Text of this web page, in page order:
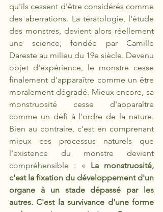
qu'ils cessent d'être considérés comme
des aberrations. La tératologie, l'étude
des monstres, devient alors réellement
une science, fondée par Camille
Dareste au milieu du 19e siècle. Devenu
objet d'expérience, le monstre cesse
finalement d'apparaître comme un être
moralement dégradé. Mieux encore, sa
monstruosité cesse d'apparaître
comme un défi à l'ordre de la nature.
Bien au contraire, c'est en comprenant
mieux ces processus naturels que
l'existence du monstre devient
compréhensible : « La monstruosité,
c'est la fixation du développement d'un
organe à un stade dépassé par les
autres. C'est la survivance d'une forme